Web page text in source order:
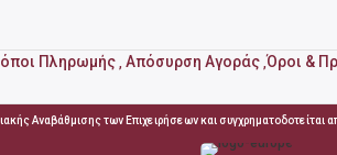
Πληρωμής, Απόσυρση Αγοράς,Όροι &
Αναβάθμισης των Επιχειρήσεων και συγχρηματοδοτείται